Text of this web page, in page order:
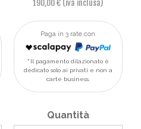
190,00 € (iva inclusa)
Paga in 3 rate con
Il pagamento dilazionato è
dedicato solo ai privati e non a
carte business.
Quantità